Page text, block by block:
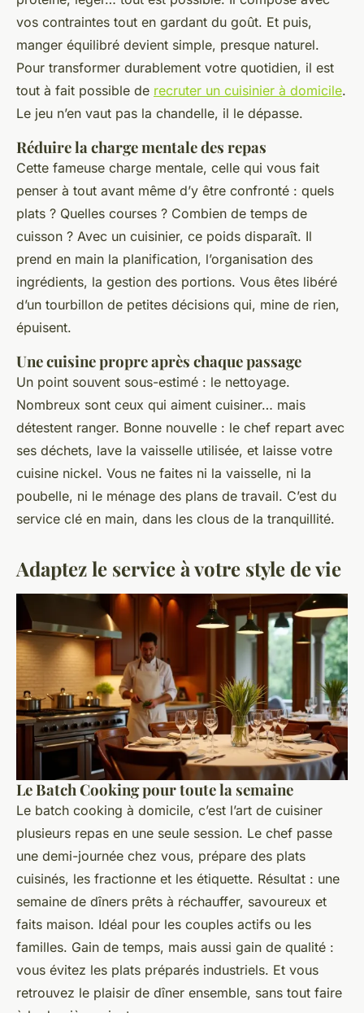
vos contraintes tout en gardant du goût. Et puis,
manger équilibré devient simple, presque naturel.
Pour transformer durablement votre quotidien, il est
tout à fait possible de recruter un cuisinier à domicile.
Le jeu n’en vaut pas la chandelle, il le dépasse.
Réduire la charge mentale des repas
Cette fameuse charge mentale, celle qui vous fait
penser à tout avant même d’y être confronté : quels
plats ? Quelles courses ? Combien de temps de
cuisson ? Avec un cuisinier, ce poids disparaît. Il
prend en main la planification, l’organisation des
ingrédients, la gestion des portions. Vous êtes libéré
d’un tourbillon de petites décisions qui, mine de rien,
épuisent.
Une cuisine propre après chaque passage
Un point souvent sous-estimé : le nettoyage.
Nombreux sont ceux qui aiment cuisiner… mais
détestent ranger. Bonne nouvelle : le chef repart avec
ses déchets, lave la vaisselle utilisée, et laisse votre
cuisine nickel. Vous ne faites ni la vaisselle, ni la
poubelle, ni le ménage des plans de travail. C’est du
service clé en main, dans les clous de la tranquillité.
Adaptez le service à votre style de vie
Le Batch Cooking pour toute la semaine
Le batch cooking à domicile, c’est l’art de cuisiner
plusieurs repas en une seule session. Le chef passe
une demi-journée chez vous, prépare des plats
cuisinés, les fractionne et les étiquette. Résultat : une
semaine de dîners prêts à réchauffer, savoureux et
faits maison. Idéal pour les couples actifs ou les
familles. Gain de temps, mais aussi gain de qualité :
vous évitez les plats préparés industriels. Et vous
retrouvez le plaisir de dîner ensemble, sans tout faire